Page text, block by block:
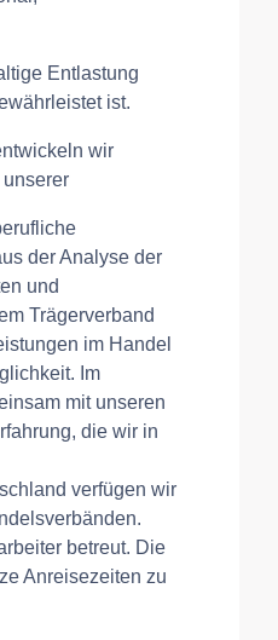
Entlastung
ist.
wir
der Analyse der
und
Trägerverband
im Handel
Im
mit unseren
die wir in
verfügen wir
betreut. Die
Anreisezeiten zu